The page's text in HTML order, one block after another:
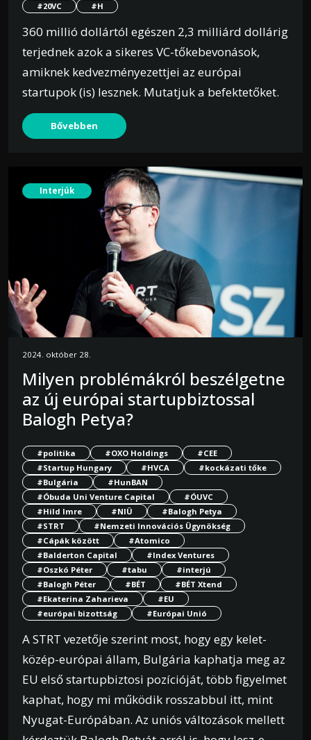
#20VC
#H
360 millió dollártól egészen 2,3 milliárd dollárig
terjednek azok a sikeres VC-tőkebevonások,
amiknek kedvezményezettjei az európai
startupok (is) lesznek. Mutatjuk a befektetőket.
Bővebben
Interjúk
2024. október 28.
Milyen problémákról beszélgetne
az új európai startupbiztossal
Balogh Petya?
#politika #OXO Holdings
#CEE
#Startup Hungary
#HVCA
#kockázati tőke
#Bulgária
#HunBAN
#Óbuda Uni Venture Capital
#ÓUVC
#Hild Imre
#NIÜ
#Balogh Petya
#STRT
#Nemzeti Innovációs Ügynökség
#Cápák között
#Atomico
#Balderton Capital
#Index Ventures
#Oszkó Péter
#tabu
#interjú
#Balogh Péter
#BÉT
#BÉT Xtend
#Ekaterina Zaharieva
#EU
#európai bizottság
#Európai Unió
A STRT vezetője szerint most, hogy egy kelet-
közép-európai állam, Bulgária kaphatja meg az
EU első startupbiztosi pozícióját, több figyelmet
kaphat, hogy mi működik rosszabbul itt, mint
Nyugat-Európában. Az uniós változások mellett